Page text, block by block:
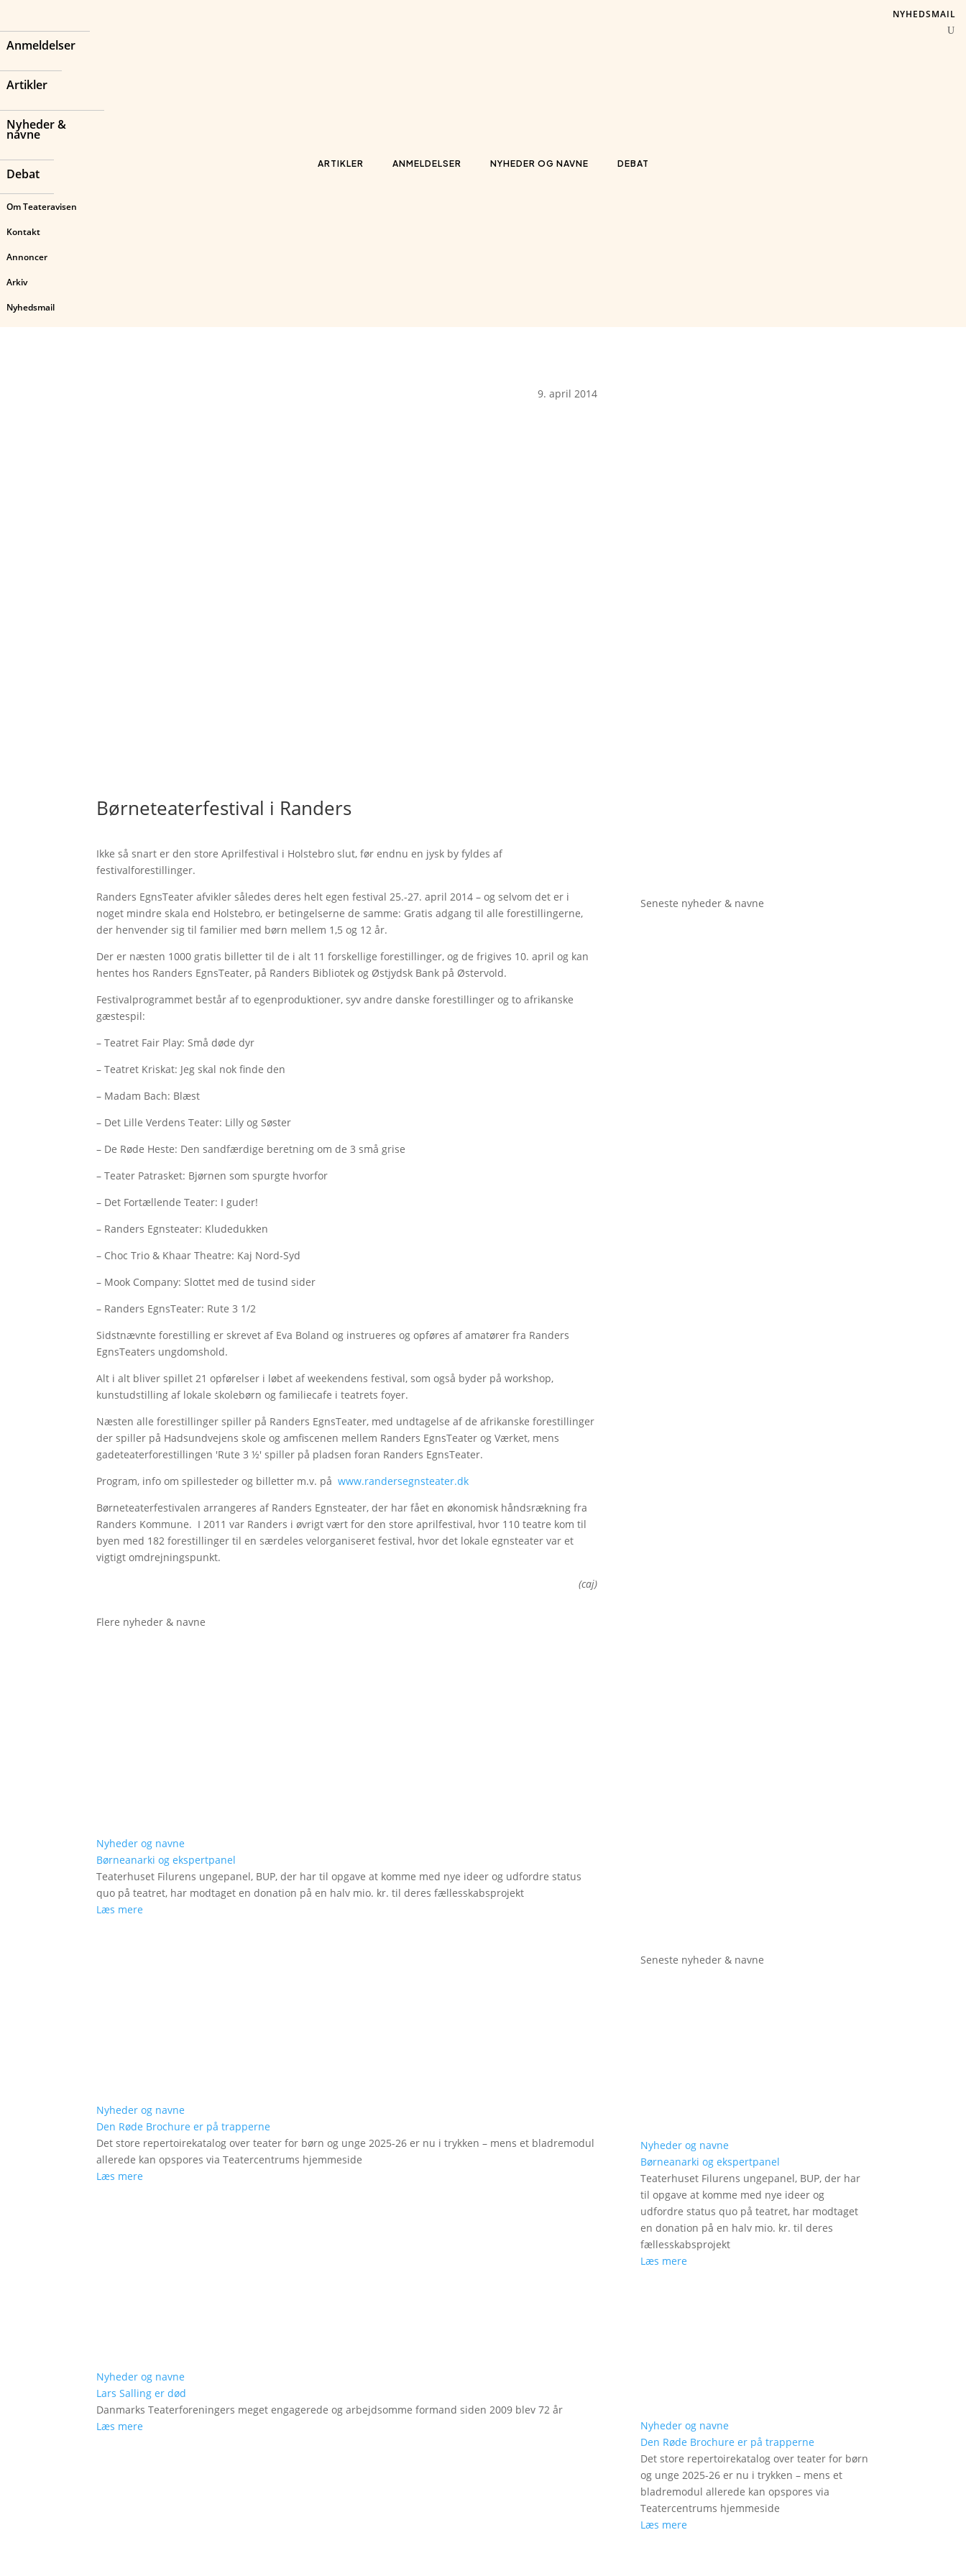
Anmeldelser
Artikler
Nyheder &
navne
Debat
Om Teateravisen
Kontakt
Annoncer
Arkiv
Nyhedsmail
ARTIKLER ANMELDELSER NYHEDER OG NAVNE DEBAT
NYHEDSMAIL
9. april 2014
Børneteaterfestival i Randers
Ikke så snart er den store Aprilfestival i Holstebro slut, før endnu en jysk by fyldes af
festivalforestillinger.
Randers EgnsTeater afvikler således deres helt egen festival 25.-27. april 2014 – og selvom det er i
noget mindre skala end Holstebro, er betingelserne de samme: Gratis adgang til alle forestillingerne,
der henvender sig til familier med børn mellem 1,5 og 12 år.
Der er næsten 1000 gratis billetter til de i alt 11 forskellige forestillinger, og de frigives 10. april og kan
hentes hos Randers EgnsTeater, på Randers Bibliotek og Østjydsk Bank på Østervold.
Festivalprogrammet består af to egenproduktioner, syv andre danske forestillinger og to afrikanske
gæstespil:
– Teatret Fair Play: Små døde dyr
– Teatret Kriskat: Jeg skal nok finde den
– Madam Bach: Blæst
– Det Lille Verdens Teater: Lilly og Søster
– De Røde Heste: Den sandfærdige beretning om de 3 små grise
– Teater Patrasket: Bjørnen som spurgte hvorfor
– Det Fortællende Teater: I guder!
– Randers Egnsteater: Kludedukken
– Choc Trio & Khaar Theatre: Kaj Nord-Syd
– Mook Company: Slottet med de tusind sider
– Randers EgnsTeater: Rute 3 1/2
Sidstnævnte forestilling er skrevet af Eva Boland og instrueres og opføres af amatører fra Randers
EgnsTeaters ungdomshold.
Alt i alt bliver spillet 21 opførelser i løbet af weekendens festival, som også byder på workshop,
kunstudstilling af lokale skolebørn og familiecafe i teatrets foyer.
Næsten alle forestillinger spiller på Randers EgnsTeater, med undtagelse af de afrikanske forestillinger
der spiller på Hadsundvejens skole og amfiscenen mellem Randers EgnsTeater og Værket, mens
gadeteaterforestillingen 'Rute 3 ½' spiller på pladsen foran Randers EgnsTeater.
Program, info om spillesteder og billetter m.v. påwww.randersegnsteater.dk
Børneteaterfestivalen arrangeres af Randers Egnsteater, der har fået en økonomisk håndsrækning fra
Randers Kommune. I 2011 var Randers i øvrigt vært for den store aprilfestival, hvor 110 teatre kom til
byen med 182 forestillinger til en særdeles velorganiseret festival, hvor det lokale egnsteater var et
vigtigt omdrejningspunkt.
(caj)
Flere nyheder & navne
Nyheder og navne
Børneanarki og ekspertpanel
Teaterhuset Filurens ungepanel, BUP, der har til opgave at komme med nye ideer og udfordre status
quo på teatret, har modtaget en donation på en halv mio. kr. til deres fællesskabsprojekt
Læs mere
Nyheder og navne
Den Røde Brochure er på trapperne
Det store repertoirekatalog over teater for børn og unge 2025-26 er nu i trykken – mens et bladremodul
allerede kan opspores via Teatercentrums hjemmeside
Læs mere
Nyheder og navne
Lars Salling er død
Danmarks Teaterforeningers meget engagerede og arbejdsomme formand siden 2009 blev 72 år
Læs mere
Seneste nyheder & navne
Seneste nyheder & navne
Nyheder og navne
Børneanarki og ekspertpanel
Teaterhuset Filurens ungepanel, BUP, der har
til opgave at komme med nye ideer og
udfordre status quo på teatret, har modtaget
en donation på en halv mio. kr. til deres
fællesskabsprojekt
Læs mere
Nyheder og navne
Den Røde Brochure er på trapperne
Det store repertoirekatalog over teater for børn
og unge 2025-26 er nu i trykken – mens et
bladremodul allerede kan opspores via
Teatercentrums hjemmeside
Læs mere